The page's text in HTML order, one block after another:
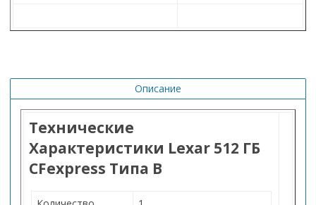
Описание
Технические
Характеристики Lexar 512 ГБ
CFexpress Типа B